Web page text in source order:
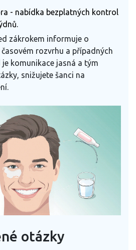
- nabídka bezplatných kontrol
zákrokem informuje o
rozvrhu a případných
komunikace jasná a tým
snižujete šanci na
otázky